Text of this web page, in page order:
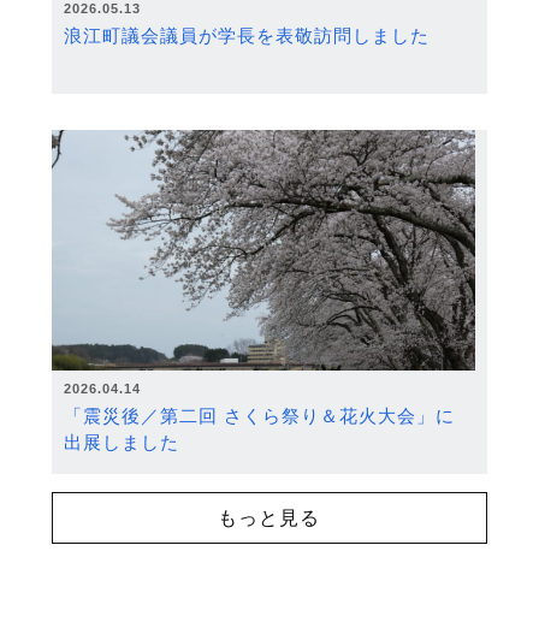
2026.05.13
浪江町議会議員が学長を表敬訪問しました
2026.04.14
「震災後／第二回 さくら祭り＆花火大会」に
出展しました
もっと見る